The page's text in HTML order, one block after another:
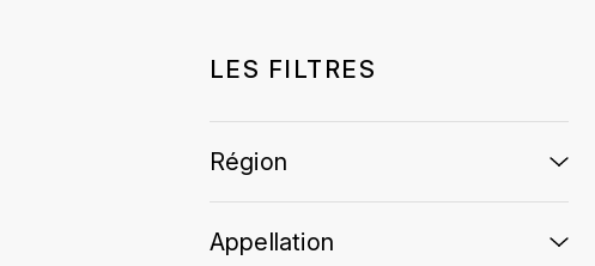
LES FILTRES
Région
Appellation